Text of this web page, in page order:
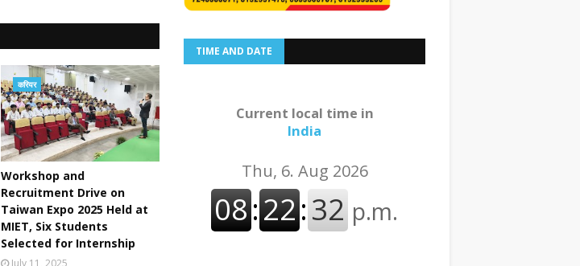
करियर
Workshop and
Recruitment Drive on
Taiwan Expo 2025 Held at
MIET, Six Students
Selected for Internship
July 11, 2025
TIME AND DATE
Current local time in
India